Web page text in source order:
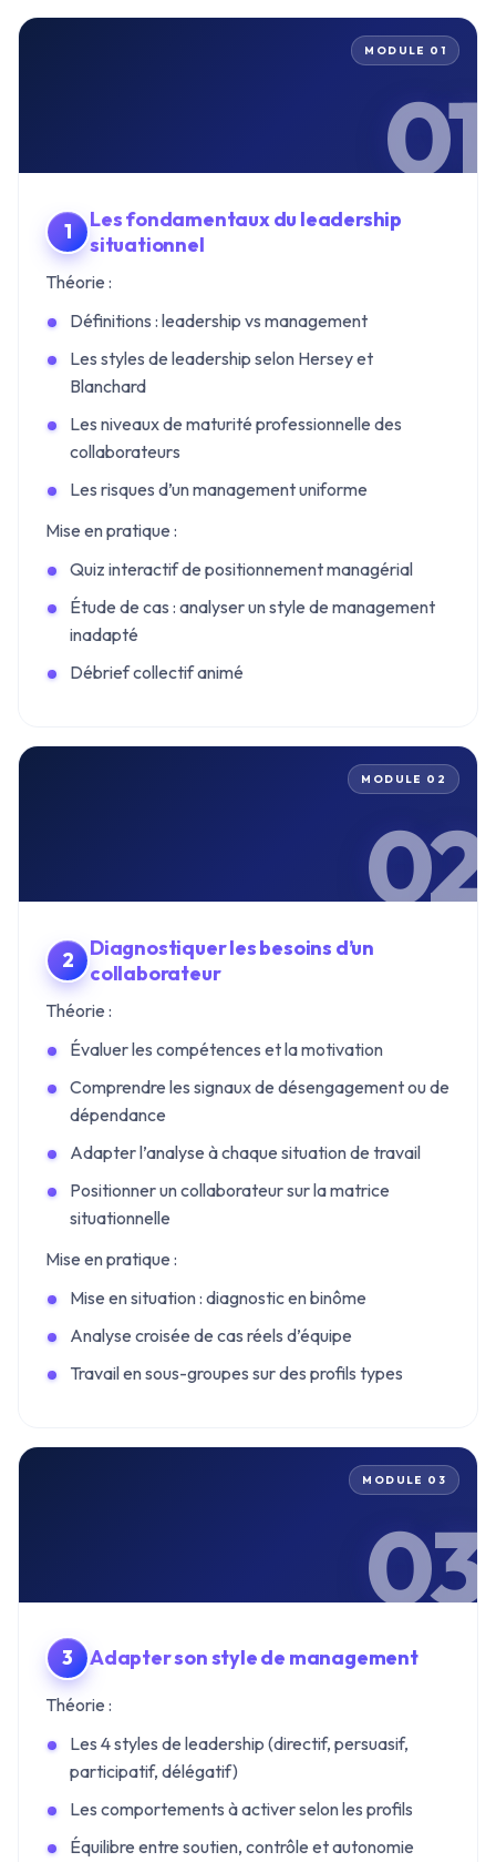
01
MODULE 01
Les fondamentaux du leadership
situationnel
Théorie :
Définitions : leadership vs management
Les styles de leadership selon Hersey et
Blanchard
Les niveaux de maturité professionnelle des
collaborateurs
Les risques d’un management uniforme
Mise en pratique :
Quiz interactif de positionnement managérial
Étude de cas : analyser un style de management
inadapté
Débrief collectif animé
02
MODULE 02
Diagnostiquer les besoins d’un
collaborateur
Théorie :
Évaluer les compétences et la motivation
Comprendre les signaux de désengagement ou de
dépendance
Adapter l’analyse à chaque situation de travail
Positionner un collaborateur sur la matrice
situationnelle
Mise en pratique :
Mise en situation : diagnostic en binôme
Analyse croisée de cas réels d’équipe
Travail en sous-groupes sur des profils types
03
MODULE 03
Adapter son style de management
Théorie :
Les 4 styles de leadership (directif, persuasif,
participatif, délégatif)
Les comportements à activer selon les profils
Équilibre entre soutien, contrôle et autonomie